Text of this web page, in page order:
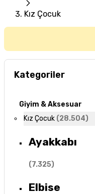
Kız Çocuk
Kategoriler
Giyim & Aksesuar
Kız Çocuk (28.504)
Ayakkabı
(7.325)
Elbise